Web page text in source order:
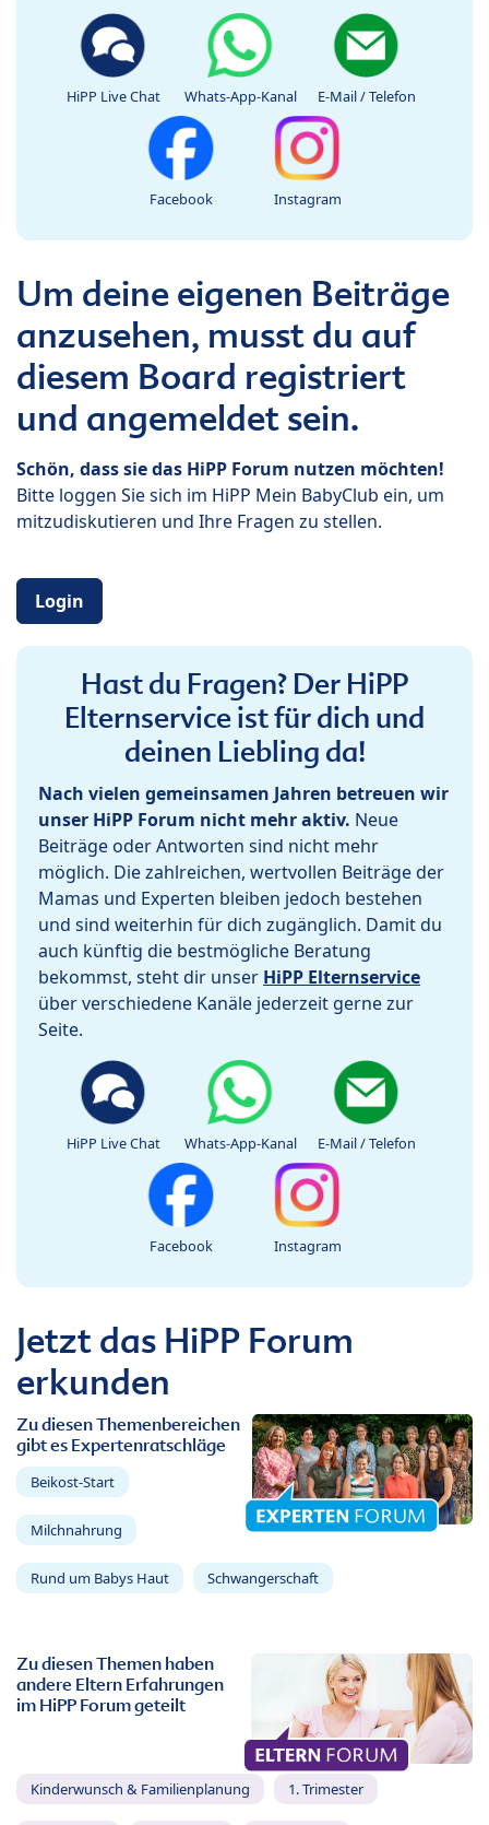
HiPP Live Chat Whats-App-Kanal E-Mail / Telefon
Facebook Instagram
Um deine eigenen Beiträge
anzusehen, musst du auf
diesem Board registriert
und angemeldet sein.
Schön, dass sie das HiPP Forum nutzen möchten!
Bitte loggen Sie sich im HiPP Mein BabyClub ein, um
mitzudiskutieren und Ihre Fragen zu stellen.
Login
Hast du Fragen? Der HiPP
Elternservice ist für dich und
deinen Liebling da!
Nach vielen gemeinsamen Jahren betreuen wir
unser HiPP Forum nicht mehr aktiv. Neue
Beiträge oder Antworten sind nicht mehr
möglich. Die zahlreichen, wertvollen Beiträge der
Mamas und Experten bleiben jedoch bestehen
und sind weiterhin für dich zugänglich. Damit du
auch künftig die bestmögliche Beratung
bekommst, steht dir unser HiPP Elternservice
über verschiedene Kanäle jederzeit gerne zur
Seite.
HiPP Live Chat Whats-App-Kanal E-Mail / Telefon
Facebook Instagram
Jetzt das HiPP Forum
erkunden
Zu diesen Themenbereichen
gibt es Expertenratschläge
Beikost-Start
Milchnahrung
Rund um Babys Haut Schwangerschaft
Zu diesen Themen haben
andere Eltern Erfahrungen
im HiPP Forum geteilt
Kinderwunsch & Familienplanung 1. Trimester